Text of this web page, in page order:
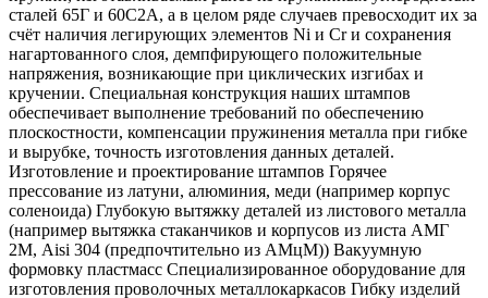
сталей 65Г и 60С2А, а в целом ряде случаев превосходит их за
счёт наличия легирующих элементов Ni и Cr и сохранения
нагартованного слоя, демпфирующего положительные
напряжения, возникающие при циклических изгибах и
кручении. Специальная конструкция наших штампов
обеспечивает выполнение требований по обеспечению
плоскостности, компенсации пружинения металла при гибке
и вырубке, точность изготовления данных деталей.
Изготовление и проектирование штампов Горячее
прессование из латуни, алюминия, меди (например корпус
соленоида) Глубокую вытяжку деталей из листового металла
(например вытяжка стаканчиков и корпусов из листа АМГ
2М, Aisi 304 (предпочтительно из АМцМ)) Вакуумную
формовку пластмасс Специализированное оборудование для
изготовления проволочных металлокаркасов Гибку изделий